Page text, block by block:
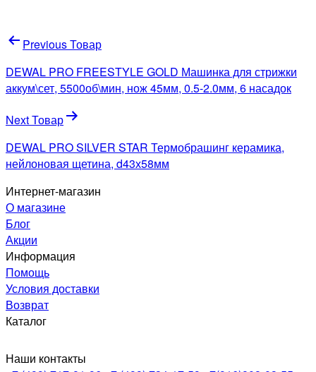
Навигация
по
записям
Previous Товар
DEWAL PRO FREESTYLE GOLD Машинка для стрижки
аккум\сет, 5500об\мин, нож 45мм, 0.5-2.0мм, 6 насадок
Next Товар
DEWAL PRO SILVER STAR Термобрашинг керамика,
нейлоновая щетина, d43х58мм
Интернет-магазин
О магазине
Блог
Акции
Информация
Помощь
Условия доставки
Возврат
Каталог
Наши контакты